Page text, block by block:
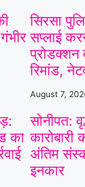
सिरसा
सप्लाई
प्रोडक्शन
रिमांड,
August 7,
का
सोनीपत:
कारोबारी
अंतिम
इनकार